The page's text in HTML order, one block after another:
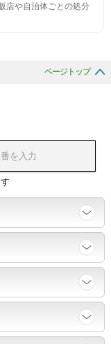
る。
店や自治体ごとの処分
ページトップ